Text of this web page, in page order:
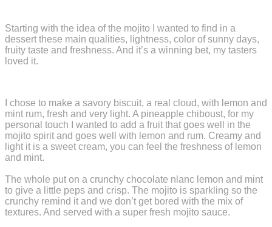
Starting with the idea of ​​the mojito I wanted to find in a
dessert these main qualities, lightness, color of sunny days,
fruity taste and freshness. And it’s a winning bet, my tasters
loved it.
I chose to make a savory biscuit, a real cloud, with lemon and
mint rum, fresh and very light. A pineapple chiboust, for my
personal touch I wanted to add a fruit that goes well in the
mojito spirit and goes well with lemon and rum. Creamy and
light it is a sweet cream, you can feel the freshness of lemon
and mint.
The whole put on a crunchy chocolate nlanc lemon and mint
to give a little peps and crisp. The mojito is sparkling so the
crunchy remind it and we don’t get bored with the mix of
textures. And served with a super fresh mojito sauce.